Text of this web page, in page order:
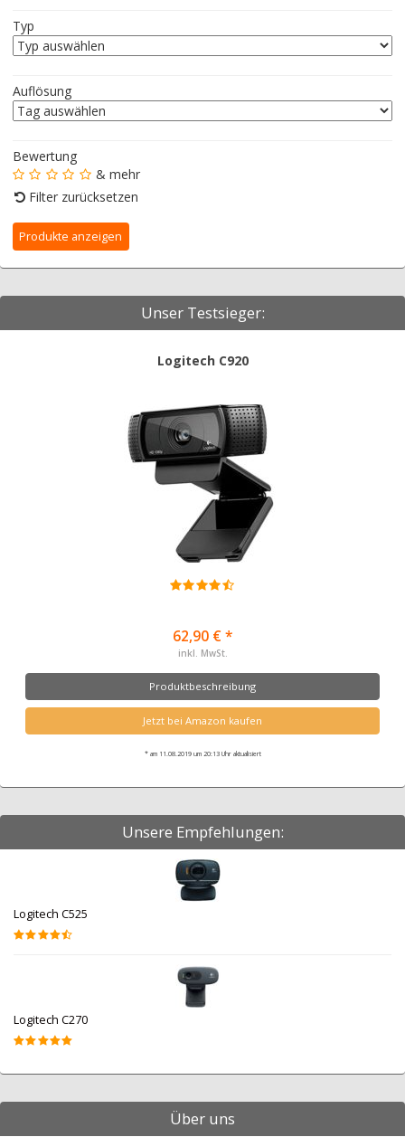
Typ
Auflösung
Bewertung
& mehr
Filter zurücksetzen
Unser Testsieger:
Logitech C920
62,90 € *
inkl. MwSt.
Produktbeschreibung
Jetzt bei Amazon kaufen
* am 11.08.2019 um 20:13 Uhr aktualisiert
Unsere Empfehlungen:
Logitech C525
Logitech C270
Über uns